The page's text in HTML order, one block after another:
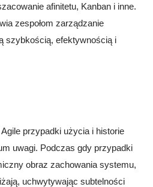
afinitetu, Kanban i inne.
zespołom zarządzanie
szybkością, efektywnością i
przypadki użycia i historie
uwagi. Podczas gdy przypadki
obraz zachowania systemu,
uchwytywając subtelności